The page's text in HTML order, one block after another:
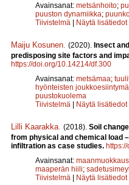
Avainsanat: metsänhoito;
puuston dynamiikka;
Tiivistelmä | Näytä lisätiedot
Maiju Kosunen (2020). Insect
predisposing site factors and
https://doi.org/10.14214/df.300
Avainsanat: metsämaa;
hyönteisten joukkoesiintymä
puustokuolema
Tiivistelmä | Näytä lisätiedot
Lilli Kaarakka (2018). Soil
from physical and chemical load
infiltration as case studies.
Avainsanat: maanmuokkaus
maaperän hiili;
Tiivistelmä | Näytä lisätiedot